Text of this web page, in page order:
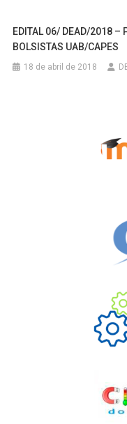
EDITAL 06/ DEAD/2018 –
BOLSISTAS UAB/CAPES
18 de abril de 2018